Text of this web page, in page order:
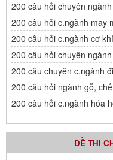
200 câu hỏi chuyên
200 câu hỏi c.ngành may
200 câu hỏi c.ngành cơ
200 câu hỏi chuyên
200 câu chuyên c.ngành
200 câu hỏi ngành gỗ,
200 câu hỏi c.ngành hóa
ĐỀ THI